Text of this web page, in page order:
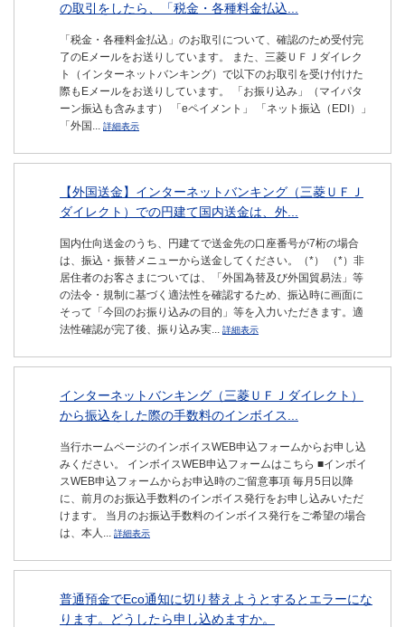
の取引をしたら、「税金・各種料金払込...
「税金・各種料金払込」のお取引について、確認のため受付完
了のEメールをお送りしています。 また、三菱ＵＦＪダイレク
ト（インターネットバンキング）で以下のお取引を受け付けた
際もEメールをお送りしています。 「お振り込み」（マイパタ
ーン振込も含みます） 「eペイメント」 「ネット振込（EDI）」
「外国... 詳細表示
【外国送金】インターネットバンキング（三菱ＵＦＪ
ダイレクト）での円建て国内送金は、外...
国内仕向送金のうち、円建てで送金先の口座番号が7桁の場合
は、振込・振替メニューから送金してください。（*） （*）非
居住者のお客さまについては、「外国為替及び外国貿易法」等
の法令・規制に基づく適法性を確認するため、振込時に画面に
そって「今回のお振り込みの目的」等を入力いただきます。適
法性確認が完了後、振り込み実... 詳細表示
インターネットバンキング（三菱ＵＦＪダイレクト）
から振込をした際の手数料のインボイス...
当行ホームページのインボイスWEB申込フォームからお申し込
みください。 インボイスWEB申込フォームはこちら ■インボイ
スWEB申込フォームからお申込時のご留意事項 毎月5日以降
に、前月のお振込手数料のインボイス発行をお申し込みいただ
けます。 当月のお振込手数料のインボイス発行をご希望の場合
は、本人... 詳細表示
普通預金でEco通知に切り替えようとするとエラーにな
ります。どうしたら申し込めますか。